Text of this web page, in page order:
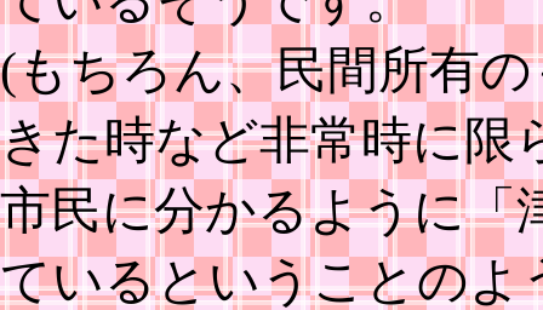
(もちろん、民間所有
きた時など非常時に限
市民に分かるように「
ているということのよ